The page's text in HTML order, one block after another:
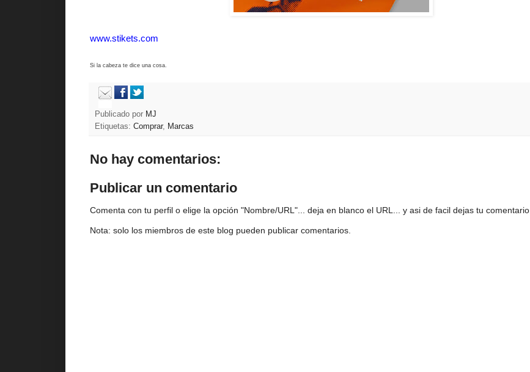
www.stikets.com
Si la cabeza te dice una cosa.
Publicado por MJ
Etiquetas: Comprar, Marcas
No hay comentarios:
Publicar un comentario
Comenta con tu perfil o elige la opción "Nombre/URL"... deja en blanco el URL... y asi de facil dejas tu comentario.
Nota: solo los miembros de este blog pueden publicar comentarios.